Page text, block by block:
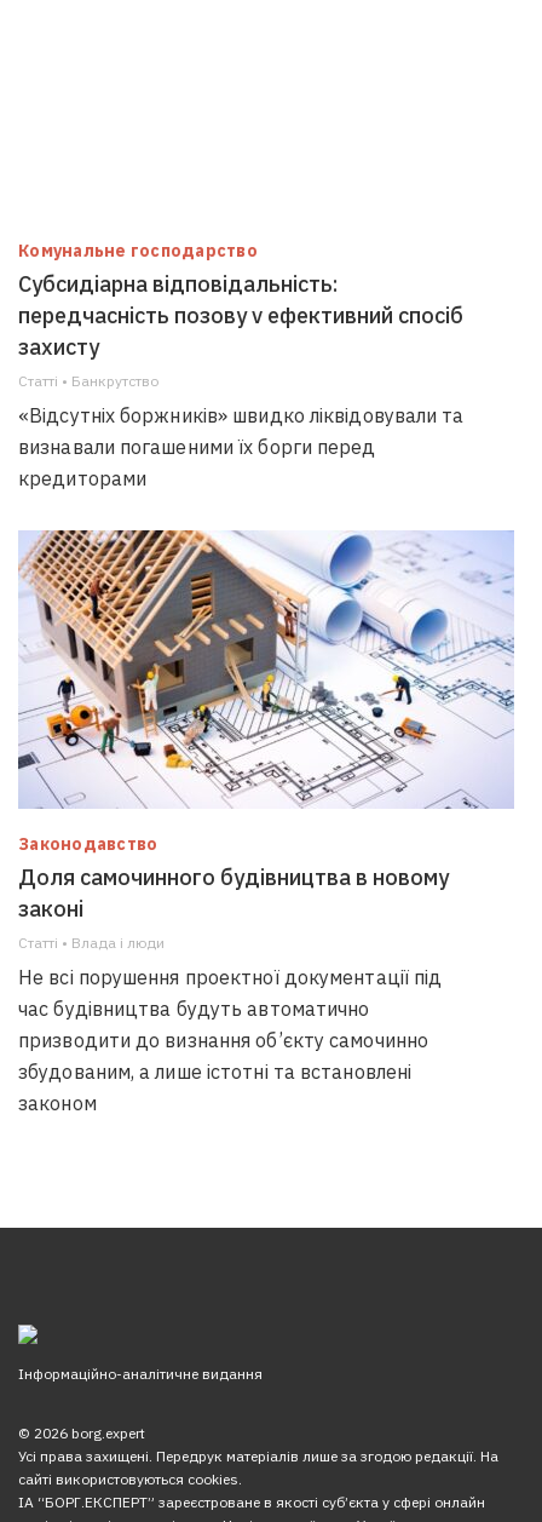
Комунальне господарство
Субсидіарна відповідальність:
передчасність позову v ефективний спосіб
захисту
Статті • Банкрутство
«Відсутніх боржників» швидко ліквідовували та
визнавали погашеними їх борги перед
кредиторами
Законодавство
Доля самочинного будівництва в новому
законі
Статті • Влада i люди
Не всі порушення проектної документації під
час будівництва будуть автоматично
призводити до визнання об’єкту самочинно
збудованим, а лише істотні та встановлені
законом
Інформаційно-аналітичне видання
© 2026 borg.expert
Усі права захищені. Передрук матеріалів лише за згодою редакції. На
сайті використовуються cookies.
ІА “БОРГ.ЕКСПЕРТ” зареєстроване в якості суб’єкта у сфері онлайн